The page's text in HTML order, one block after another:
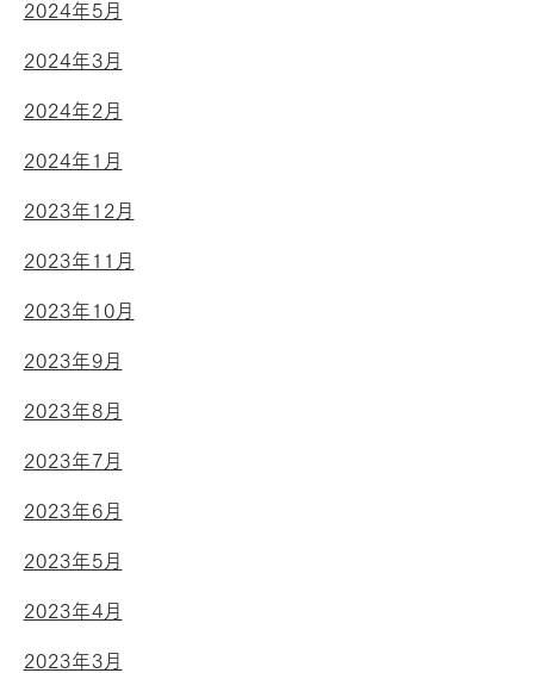
2024年5月
2024年3月
2024年2月
2024年1月
2023年12月
2023年11月
2023年10月
2023年9月
2023年8月
2023年7月
2023年6月
2023年5月
2023年4月
2023年3月